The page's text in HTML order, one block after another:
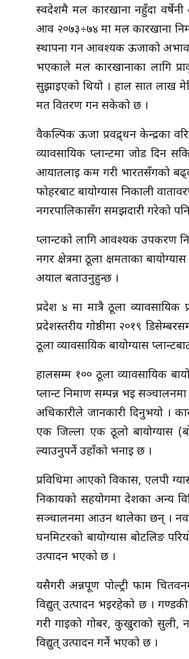
स्वदेशमै मल कारखाना नहुँदा
आव २०७३÷७४ मा मल कारखाना
स्थापना गर्न आवश्यक ऊर्जाको
भएकाले मल कारखानाका लागि
सुझाइएको थियो । हाल सात लाख
मत वितरण गर्न सकेको छ ।
वैकल्पिक ऊर्जा प्रवद्र्धन केन्द्रका
व्यावसायिक प्लान्टमा जोड दिन
आयातलाई कम गरी भारतसँगको
फोहरबाट बायोग्यास निकाली
नगरपालिकासँग समझदारी गरेको
प्लान्टको लागि आवश्यक उपकरण
नगर क्षेत्रमा ठूला क्षमताका
अर्याल बताउनुहुन्छ ।
प्रदेश ४ मा मात्रै ठूला व्यावसायिक
प्रदेशस्तरीय गोष्ठीमा २०१९
ठूला व्यावसायिक बायोग्यास
हालसम्म १०० ठूला व्यावसायिक
प्लान्ट निर्माण सम्पन्न भई
अधिकारीले जानकारी दिनुभयो ।
एक जिल्ला एक ठूलो बायोग्यास
ल्याउनुपर्ने उहाँको भनाइ छ ।
प्रविधिमा आएको विकास, एलपी
निकायको सहयोगमा देशका अन्य
सञ्चालनमा आउन थालेका छन् ।
घनमिटरको बायोग्यास बोटलिङ
उत्पादन भएको छ ।
यसैगरी अन्नपूर्ण पोल्ट्री फार्म
विद्युत् उत्पादन भइरहेको छ । गण्डकी
गरी गाईको गोबर, कुखुराको सुली,
विद्युत् उत्पादन गर्ने भएको छ ।